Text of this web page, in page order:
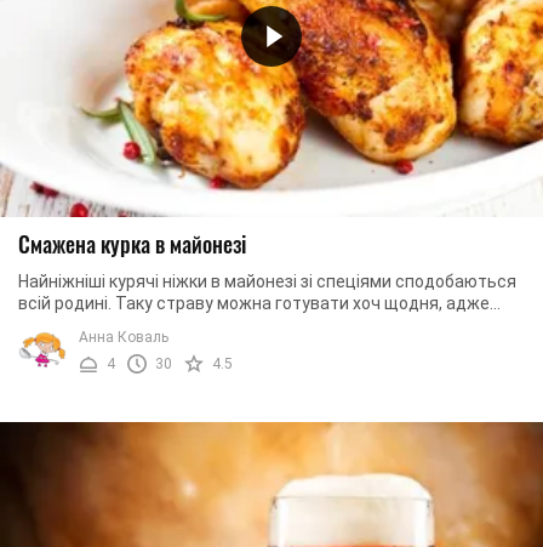
Смажена курка в майонезі
Найніжніші курячі ніжки в майонезі зі спеціями сподобаються
всій родині. Таку страву можна готувати хоч щодня, адже
Анна Коваль
4
30 4.5